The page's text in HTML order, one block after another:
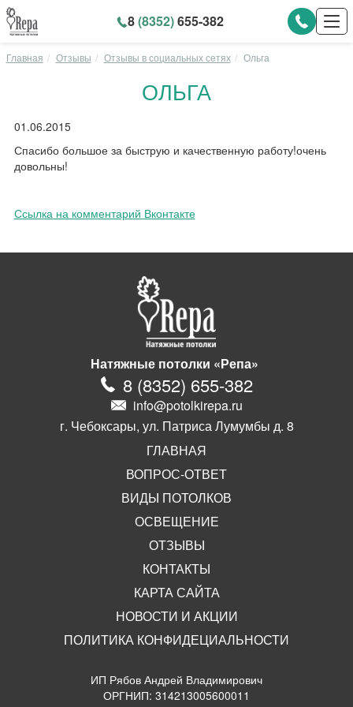
8(8352)655-382
Главная Отзывы Отзывы в социальных сетях Ольга
ОЛЬГА
01.06.2015
Спасибо большое за быструю и качественную работу!очень
довольны!
Ссылка на комментарий Вконтакте
Натяжные потолки «Репа»
8 (8352) 655-382
info@potolkirepa.ru
г. Чебоксары, ул. Патриса Лумумбы д. 8
ГЛАВНАЯ
ВОПРОС-ОТВЕТ
ВИДЫ ПОТОЛКОВ
ОСВЕЩЕНИЕ
ОТЗЫВЫ
КОНТАКТЫ
КАРТА САЙТА
НОВОСТИ И АКЦИИ
ПОЛИТИКА КОНФИДЕЦИАЛЬНОСТИ
ИП Рябов Андрей Владимирович
ОРГНИП: 314213005600011